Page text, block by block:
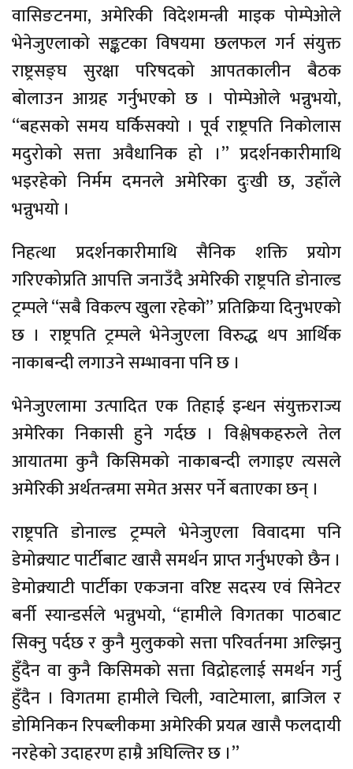
वासिङटनमा, अमेरिकी विदेशमन्त्री माइक पोम्पेओले
भेनेजुएलाको सङ्कटका विषयमा छलफल गर्न संयुक्त
राष्ट्रसङ्घ सुरक्षा परिषदको आपतकालीन बैठक
बोलाउन आग्रह गर्नुभएको छ । पोम्पेओले भन्नुभयो,
“बहसको समय घर्किसक्यो । पूर्व राष्ट्रपति निकोलास
मदुरोको सत्ता अवैधानिक हो ।” प्रदर्शनकारीमाथि
भइरहेको निर्मम दमनले अमेरिका दुःखी छ, उहाँले
भन्नुभयो ।
निहत्था प्रदर्शनकारीमाथि सैनिक शक्ति प्रयोग
गरिएकोप्रति आपत्ति जनाउँदै अमेरिकी राष्ट्रपति डोनाल्ड
ट्रम्पले “सबै विकल्प खुला रहेको” प्रतिक्रिया दिनुभएको
छ । राष्ट्रपति ट्रम्पले भेनेजुएला विरुद्ध थप आर्थिक
नाकाबन्दी लगाउने सम्भावना पनि छ ।
भेनेजुएलामा उत्पादित एक तिहाई इन्धन संयुक्तराज्य
अमेरिका निकासी हुने गर्दछ । विश्लेषकहरुले तेल
आयातमा कुनै किसिमको नाकाबन्दी लगाइए त्यसले
अमेरिकी अर्थतन्त्रमा समेत असर पर्ने बताएका छन् ।
राष्ट्रपति डोनाल्ड ट्रम्पले भेनेजुएला विवादमा पनि
डेमोक्र्याट पार्टीबाट खासै समर्थन प्राप्त गर्नुभएको छैन ।
डेमोक्र्याटी पार्टीका एकजना वरिष्ट सदस्य एवं सिनेटर
बर्नी स्यान्डर्सले भन्नुभयो, “हामीले विगतका पाठबाट
सिक्नु पर्दछ र कुनै मुलुकको सत्ता परिवर्तनमा अल्झिनु
हुँदैन वा कुनै किसिमको सत्ता विद्रोहलाई समर्थन गर्नु
हुँदैन । विगतमा हामीले चिली, ग्वाटेमाला, ब्राजिल र
डोमिनिकन रिपब्लीकमा अमेरिकी प्रयत्न खासै फलदायी
नरहेको उदाहरण हाम्रै अघिल्तिर छ ।”